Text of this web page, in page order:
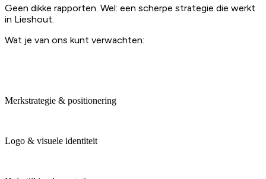
Geen dikke rapporten. Wel: een scherpe strategie die werkt
in Lieshout.
Wat je van ons kunt verwachten:
Merkstrategie & positionering
Logo & visuele identiteit